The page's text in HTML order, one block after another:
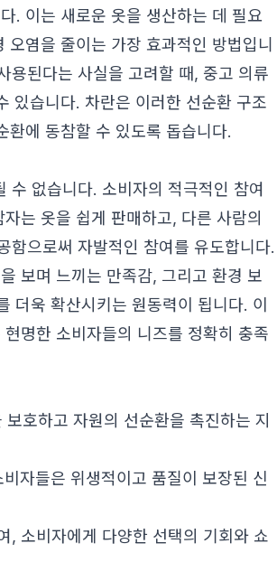
. 이는 새로운 옷을 생산하는 데 필요
염을 줄이는 가장 효과적인 방법입니
용된다는 사실을 고려할 때, 중고 의류
있습니다. 차란은 이러한 선순환 구조
환에 동참할 수 있도록 돕습니다.
수 없습니다. 소비자의 적극적인 참여
는 옷을 쉽게 판매하고, 다른 사람의
함으로써 자발적인 참여를 유도합니다.
보며 느끼는 만족감, 그리고 환경 보
더욱 확산시키는 원동력이 됩니다. 이
명한 소비자들의 니즈를 정확히 충족
호하고 자원의 선순환을 촉진하는 지
자들은 위생적이고 품질이 보장된 신
, 소비자에게 다양한 선택의 기회와 쇼